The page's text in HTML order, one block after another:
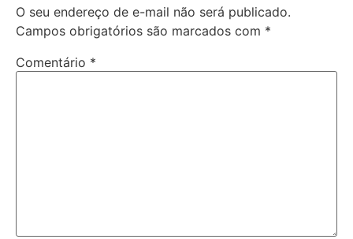
O seu endereço de e-mail não será publicado.
Campos obrigatórios são marcados com *
Comentário *